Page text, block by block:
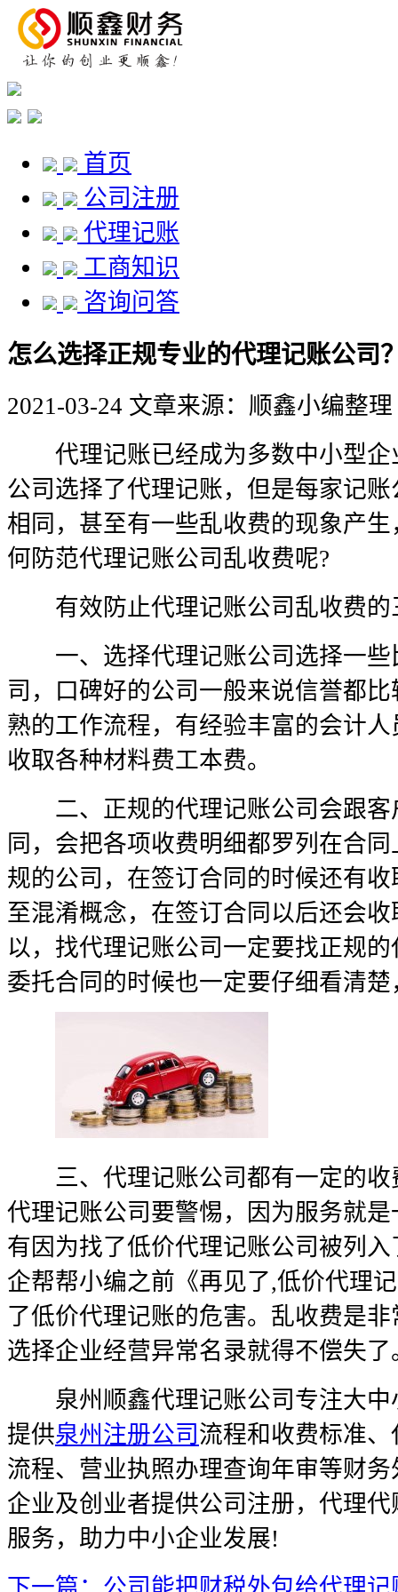
首页
公司注册
代理记账
工商知识
咨询问答
怎么选择正规专业的代理记账公司
2021-03-24 文章来源：顺鑫小编整理
代理记账已经成为多数中小型企
公司选择了代理记账，但是每家记
相同，甚至有一些乱收费的现象产
何防范代理记账公司乱收费呢?
有效防止代理记账公司乱收费的
一、选择代理记账公司选择一些
司，口碑好的公司一般来说信誉都
熟的工作流程，有经验丰富的会计
收取各种材料费工本费。
二、正规的代理记账公司会跟客
同，会把各项收费明细都罗列在合
规的公司，在签订合同的时候还有
至混淆概念，在签订合同以后还会
以，找代理记账公司一定要找正规
委托合同的时候也一定要仔细看清
三、代理记账公司都有一定的收
代理记账公司要警惕，因为服务就
有因为找了低价代理记账公司被列
企帮帮小编之前《再见了,低价代理
了低价代理记账的危害。乱收费是
选择企业经营异常名录就得不偿失了
泉州顺鑫代理记账公司专注大中
提供泉州注册公司 流程和收费标准
流程、营业执照办理查询年审等财
企业及创业者提供公司注册，代理
服务，助力中小企业发展!